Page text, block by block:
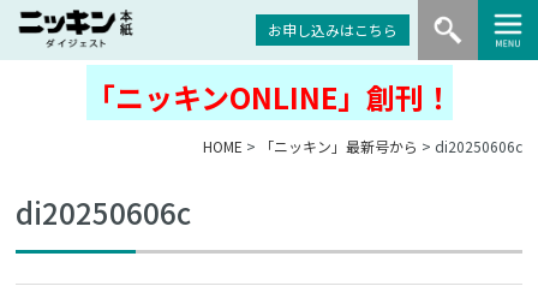
お申し込みはこちら
「ニッキンONLINE」創刊！
HOME > 「ニッキン」最新号から > di20250606c
di20250606c